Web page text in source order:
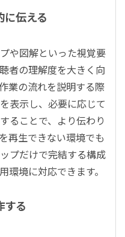
に伝える
や図解といった視覚要
者の理解度を大きく向
業の流れを説明する際
表示し、必要に応じて
ることで、より伝わり
再生できない環境でも
プだけで完結する構成
環境に対応できます。
する